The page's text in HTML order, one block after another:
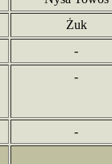
Żuk
-
-
-